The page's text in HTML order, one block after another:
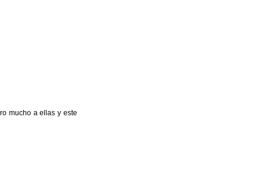
mucho a ellas y este